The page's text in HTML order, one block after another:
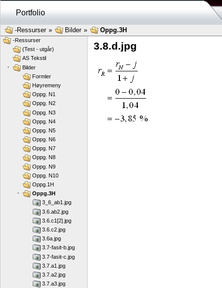
Portfolio
-Ressurser» Bilder» Oppg.3H
3.8.d.jpg
-Ressurser
(Test - utgår)
AS Tekstil
-
Bilder
Formler
Høyremeny
Oppg. N1
Oppg. N2
Oppg. N3
Oppg. N4
Oppg. N5
Oppg. N6
Oppg. N7
Oppg. N8
Oppg. N9
Oppg. N10
Oppg.1H
-
Oppg.3H
3_6_ab1.jpg
3.6.ab2.jpg
3.6.c1[2].jpg
3.6.c2.jpg
3.6a.jpg
3.7-fasit-b.jpg
3.7-fasit-c.jpg
3.7.a1.jpg
3.7.a2.jpg
3.7.a3.jpg